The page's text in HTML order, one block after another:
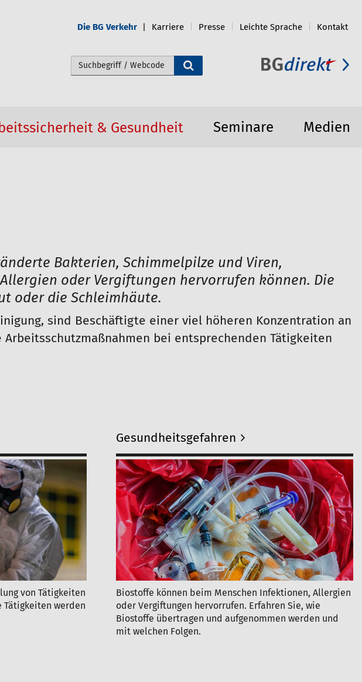
Die BG Verkehr Karriere Presse Leichte Sprache Kontakt
Webseite durchsuchen
& Gesundheit Seminare Medien
Bakterien, Schimmelpilze und Viren,
oder Vergiftungen hervorrufen können. Die
oder die Schleimhäute.
sind Beschäftigte einer viel höheren Konzentration an
bei entsprechenden Tätigkeiten
von Tätigkeiten
Tätigkeiten werden
Gesundheitsgefahren
Biostoffe können beim Menschen Infektionen, Allergien
oder Vergiftungen hervorrufen. Erfahren Sie, wie
Biostoffe übertragen und aufgenommen werden und
mit welchen Folgen.